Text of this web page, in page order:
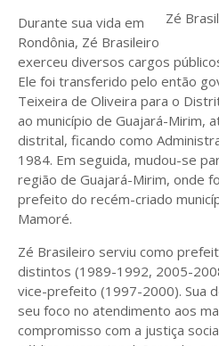
Zé
Durante sua vida em
Rondônia, Zé Brasileiro
exerceu diversos cargos
Ele foi transferido pelo então
Teixeira de Oliveira para o
ao município de Guajará-Mirim,
distrital, ficando como
1984. Em seguida, mudou-se
região de Guajará-Mirim, onde
prefeito do recém-criado
Mamoré.
Zé Brasileiro serviu como
distintos (1989-1992, 2005-
vice-prefeito (1997-2000). Sua
seu foco no atendimento aos
compromisso com a justiça